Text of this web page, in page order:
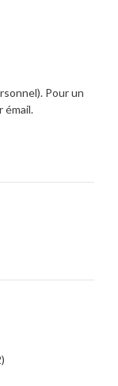
Pour un
émail.